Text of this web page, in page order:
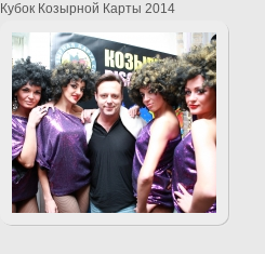
Кубок Козырной Карты 2014